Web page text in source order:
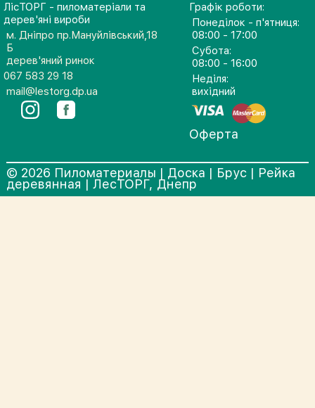
ЛісТОРГ - пиломатеріали та
дерев'яні вироби
м. Дніпро пр.Мануйлівський,18
Б
дерев'яний ринок
067 583 29 18
mail@lestorg.dp.ua
Графік роботи:
Понеділок - п'ятниця:
08:00 - 17:00
Субота:
08:00 - 16:00
Неділя:
вихідний
Оферта
© 2026 Пиломатериалы | Доска | Брус | Рейка
деревянная | ЛесТОРГ, Днепр